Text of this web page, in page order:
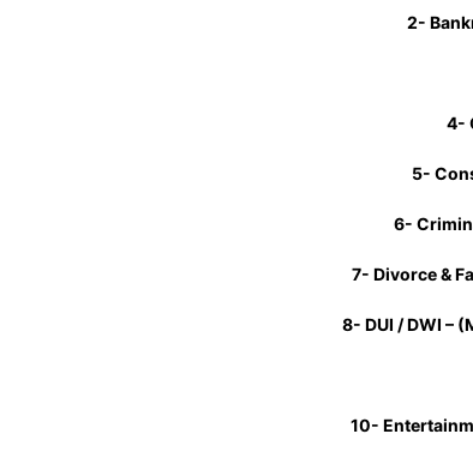
2-
4-
5-
6-
7- Divorce &
8- DUI / DWI –
10-